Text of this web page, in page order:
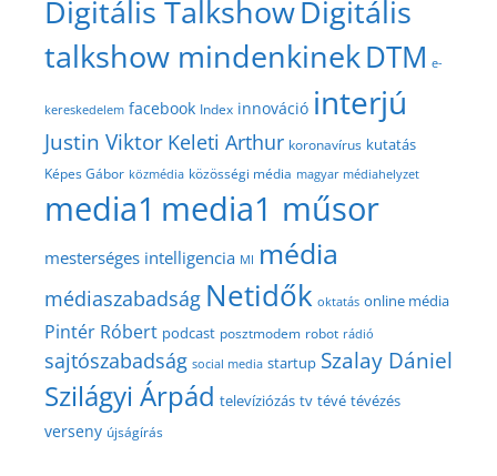
Digitális TalkshowDigitális
talkshow mindenkinekDTM e-
kereskedelem facebook Index innováció interjú
Justin Viktor Keleti Arthur koronavírus kutatás
Képes Gábor közmédia közösségi média magyar médiahelyzet
media1 media1 műsor
mesterséges intelligencia MI média
médiaszabadság Netidők oktatás online média
Pintér Róbert podcast posztmodem robot rádió
sajtószabadság social media startup Szalay Dániel
Szilágyi Árpád televíziózás tv tévé tévézés
verseny újságírás